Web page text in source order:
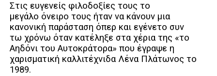
Στις ευγενείς φιλοδοξίες τους το
μεγάλο όνειρο τους ήταν να κάνουν μια
κανονική παράσταση όπερ και εγένετο συν
τω χρόνω όταν κατέληξε στα χέρια της «το
Αηδόνι του Αυτοκράτορα» που έγραψε η
χαρισματική καλλιτέχνιδα Λένα Πλάτωνος το
1989.